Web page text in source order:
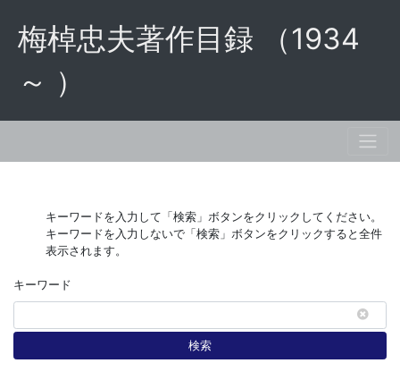
梅棹忠夫著作目録 （1934
～ ）
キーワードを入力して「検索」ボタンをクリックしてください。
キーワードを入力しないで「検索」ボタンをクリックすると全件
表示されます。
キーワード
検索